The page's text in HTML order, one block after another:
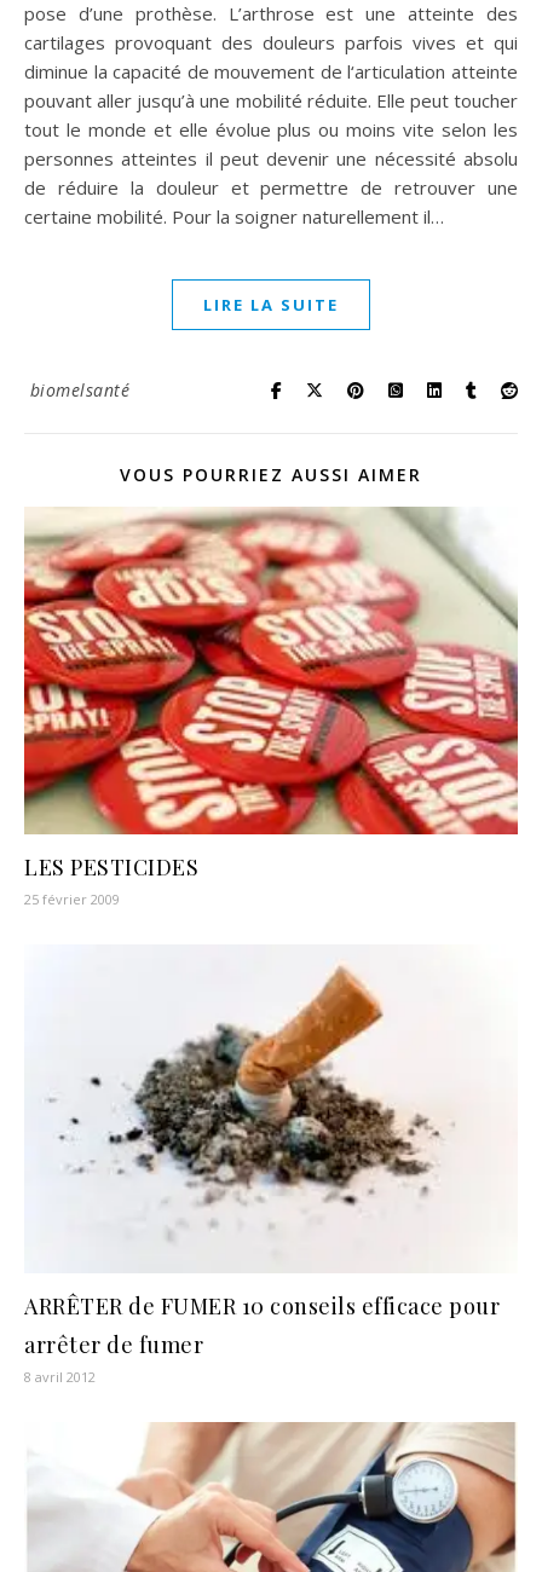
pose d’une prothèse. L’arthrose est une atteinte des
cartilages provoquant des douleurs parfois vives et qui
diminue la capacité de mouvement de l‘articulation atteinte
pouvant aller jusqu’à une mobilité réduite. Elle peut toucher
tout le monde et elle évolue plus ou moins vite selon les
personnes atteintes il peut devenir une nécessité absolu
de réduire la douleur et permettre de retrouver une
certaine mobilité. Pour la soigner naturellement il…
LIRE LA SUITE
biomelsanté
VOUS POURRIEZ AUSSI AIMER
LES PESTICIDES
25 février 2009
ARRÊTER de FUMER 10 conseils efficace pour
arrêter de fumer
8 avril 2012